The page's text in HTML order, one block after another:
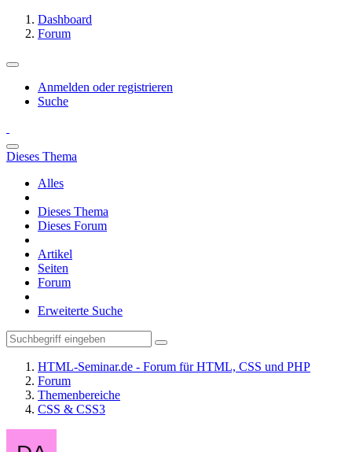
Dashboard
Forum
Anmelden oder registrieren
Suche
Dieses Thema
Alles
Dieses Thema
Dieses Forum
Artikel
Seiten
Forum
Erweiterte Suche
HTML-Seminar.de - Forum für HTML, CSS und PHP
Forum
Themenbereiche
CSS & CSS3